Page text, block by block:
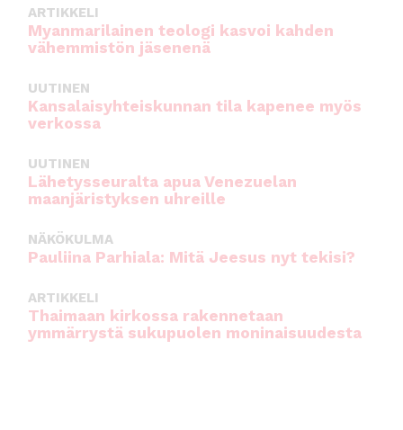
ARTIKKELI
Myanmarilainen teologi kasvoi kahden
vähemmistön jäsenenä
UUTINEN
Kansalaisyhteiskunnan tila kapenee myös
verkossa
UUTINEN
Lähetysseuralta apua Venezuelan
maanjäristyksen uhreille
NÄKÖKULMA
Pauliina Parhiala: Mitä Jeesus nyt tekisi?
ARTIKKELI
Thaimaan kirkossa rakennetaan
ymmärrystä sukupuolen moninaisuudesta